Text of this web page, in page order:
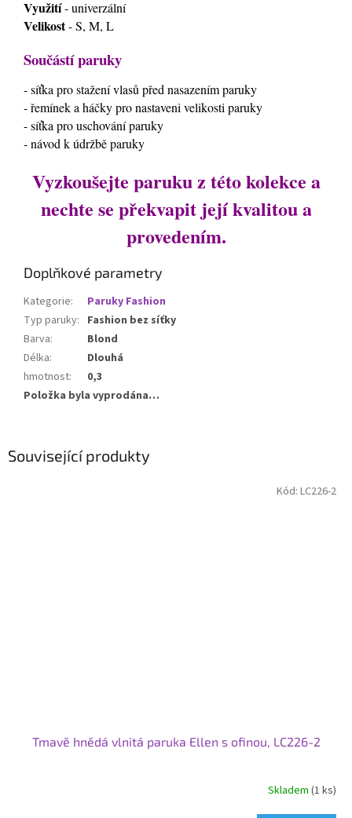
Související produkty
Tmavě hnědá vlnitá paruka Ellen s ofinou, LC226-2
Skladem (1 ks)
Kód: LC226-2
Využití- univerzální
Velikost- S, M, L
Součástí paruky
- síťka pro stažení vlasů před nasazením paruky
- řemínek a háčky pro nastaveni velikosti paruky
- síťka pro uschování paruky
- návod k údržbě paruky
Vyzkoušejte paruku z této kolekce a
nechte se překvapit její kvalitou a
provedením.
Doplňkové parametry
Kategorie:
Paruky Fashion
Typ paruky: Fashion bez síťky
Barva:
Blond
Délka:
Dlouhá
hmotnost:
0,3
Položka byla vyprodána…